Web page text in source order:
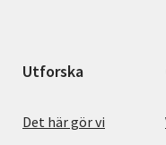
Utforska
Det här gör vi